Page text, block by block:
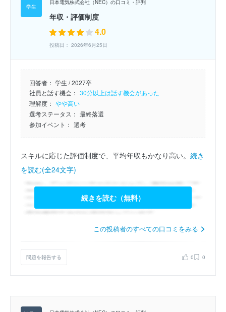
日本電気株式会社（NEC）の口コミ・評判
年収・評価制度
4.0
投稿日： 2026年6月25日
回答者： 学生 / 2027卒
社員と話す機会： 30分以上は話す機会があった
理解度： やや高い
選考ステータス： 最終落選
参加イベント： 選考
スキルに応じた評価制度で、平均年収もかなり高い。 続き
を読む(全24文字)
続きを読む（無料）
この投稿者のすべての口コミをみる
問題を報告する 0 0